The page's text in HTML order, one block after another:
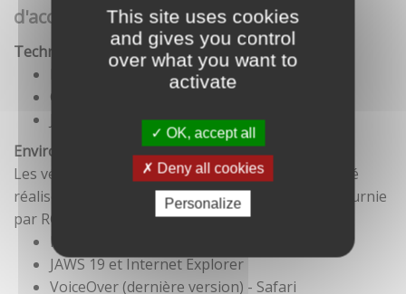
This site uses cookies
and gives you control
over what you want to
activate
OK, accept all
Deny all cookies
Personalize
d'accessibilité
Technologies utilisées pour la réalisation du site
CSS
Environnement de test
Les vérifications de restitution de contenus ont été
réalisées conformément à la base de référence fournie
par RGAA 3.
Firefox et NVDA
JAWS 19 et Internet Explorer
VoiceOver (dernière version) - Safari